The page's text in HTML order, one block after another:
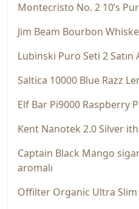
Montecristo No. 2 10’s
Jim Beam Bourbon
Lubinski Puro Seti 2 Satın
Saltica 10000 Blue Razz
Elf Bar Pi9000 Raspberry
Kent Nanotek 2.0 Silver
Captain Black Mango
aromalı
Offilter Organic Ultra